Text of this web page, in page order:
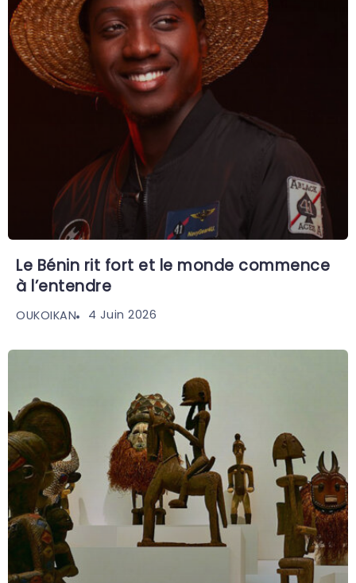
Le Bénin rit fort et le monde commence
à l’entendre
OUKOIKAN 4 Juin 2026